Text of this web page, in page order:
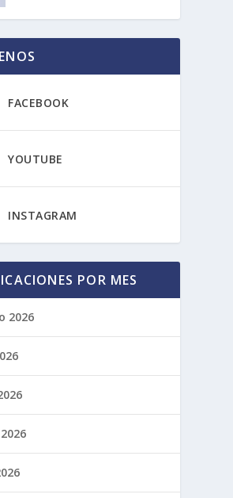
FACEBOOK
YOUTUBE
INSTAGRAM
POR MES
2026